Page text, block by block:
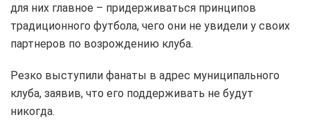
для них главное – придерживаться принципов
традиционного футбола, чего они не увидели у своих
партнеров по возрождению клуба.
Резко выступили фанаты в адрес муниципального
клуба, заявив, что его поддерживать не будут
никогда.